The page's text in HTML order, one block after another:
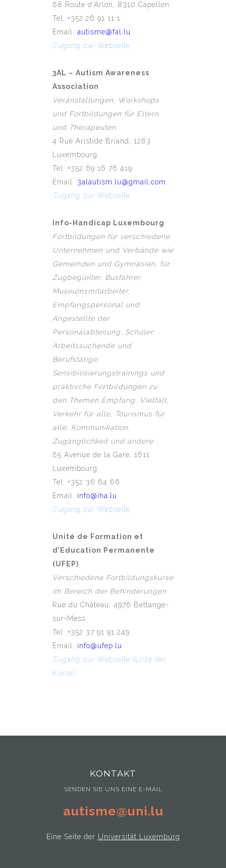
68 Route d’Arlon, 8310 Capellen
Tel: +352 26 91 11 1
Email: autisme@fal.lu
Zugang zur Webseite
3AL – Autism Awareness
Association
Veranstaltungen, Workshops
und Fortbildungen für Eltern
und Therapeuten
4 Rue Aristide Briand, 1263
Luxembourg
Tel: +352 69 16 76 419
Email: 3alautism.lu@gmail.com
Zugang zur Webseite
Info-Handicap Luxembourg
Fortbildungen für verschiedene
Unternehmen und Verbände wie
Gemeinden und Gymnasien, für
Zugbegleiter, Busfahrer,
Museumsmitarbeiter,
Empfangspersonal und
Angestellte der
Personalabteilung, Schüler,
Arbeitssuchende und
Berufstätige;
Sensibilisierungstrainings und
praktische Fortbildungen zu
den Themen Empfang, Vielfalt,
Verkehr für alle, Tourismus für
alle, Kommunikation,
Zugänglichkeit und andere
65 Avenue de la Gare, 1611
Luxembourg
Tel: +352 36 64 66
Email: info@iha.lu
Zugang zur Webseite
Unité de Formation et
d’Education Permanente
(UFEP)
Verschiedene Fortbildungskurse
im Bereich der Behinderungen
Rue du Château, 4976 Bettange-
sur-Mess
Tel: +352 37 91 91 249
Email: info@ufep.lu
Zugang zur Webseite (Liste der
Kurse)
KONTAKT
SENDEN SIE UNS EINE E-MAIL
autisme@uni.lu
Eine Seite der Universität Luxemburg